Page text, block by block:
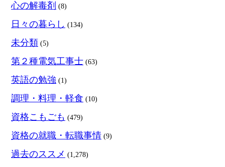
心の解毒剤 (8)
日々の暮らし (134)
未分類 (5)
第２種電気工事士 (63)
英語の勉強 (1)
調理・料理・軽食 (10)
資格こもごも (479)
資格の就職・転職事情 (9)
過去のススメ (1,278)